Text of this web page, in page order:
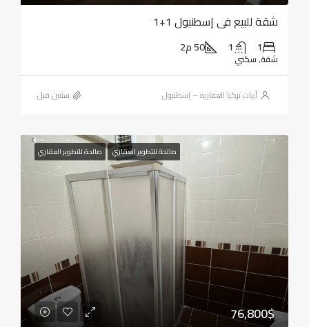
شقة للبيع في إسطنبول 1+1
1
1 50 م2
شقة, سكني
أبيات تركيا العقارية – إسطنبول ‏سنتين قبل
صالحة للتطوير العقاري صالحة للتطوير العقاري
76,800$